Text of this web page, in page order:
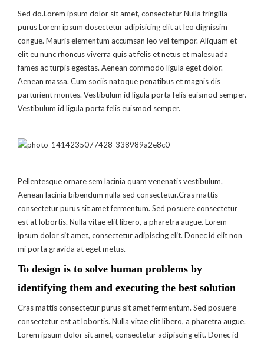
Sed do.Lorem ipsum dolor sit amet, consectetur Nulla fringilla
purus Lorem ipsum dosectetur adipisicing elit at leo dignissim
congue. Mauris elementum accumsan leo vel tempor. Aliquam et
elit eu nunc rhoncus viverra quis at felis et netus et malesuada
fames ac turpis egestas. Aenean commodo ligula eget dolor.
Aenean massa. Cum sociis natoque penatibus et magnis dis
parturient montes. Vestibulum id ligula porta felis euismod semper.
Vestibulum id ligula porta felis euismod semper.
Pellentesque ornare sem lacinia quam venenatis vestibulum.
Aenean lacinia bibendum nulla sed consectetur.Cras mattis
consectetur purus sit amet fermentum. Sed posuere consectetur
est at lobortis. Nulla vitae elit libero, a pharetra augue. Lorem
ipsum dolor sit amet, consectetur adipiscing elit. Donec id elit non
mi porta gravida at eget metus.
To design is to solve human problems by
identifying them and executing the best solution
Cras mattis consectetur purus sit amet fermentum. Sed posuere
consectetur est at lobortis. Nulla vitae elit libero, a pharetra augue.
Lorem ipsum dolor sit amet, consectetur adipiscing elit. Donec id